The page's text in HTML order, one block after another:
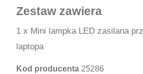
Zestaw zawiera
1 x Mini lampka LED zasilana
laptopa
Kod producenta 25286